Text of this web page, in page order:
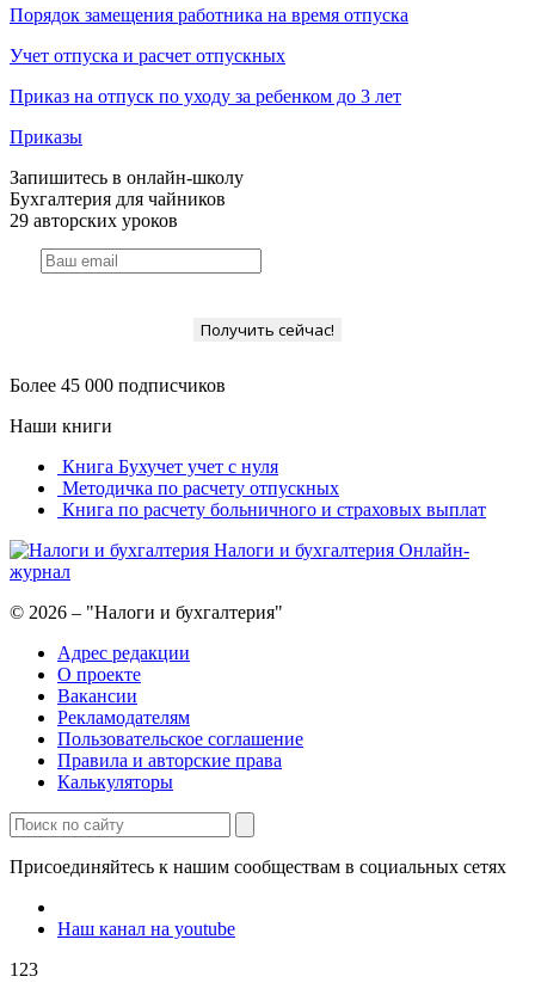
Порядок замещения работника на время отпуска
Учет отпуска и расчет отпускных
Приказ на отпуск по уходу за ребенком до 3 лет
Приказы
Запишитесь в онлайн-школу
Бухгалтерия для чайников
29 авторских уроков
Получить сейчас!
Более 45 000 подписчиков
Наши книги
Книга Бухучет учет с нуля
Методичка по расчету отпускных
Книга по расчету больничного и страховых выплат
Налоги и бухгалтерия Онлайн-
журнал
© 2026 – "Налоги и бухгалтерия"
Адрес редакции
О проекте
Вакансии
Рекламодателям
Пользовательское соглашение
Правила и авторские права
Калькуляторы
Присоединяйтесь к нашим сообществам в социальных сетях
Наш канал на youtube
123